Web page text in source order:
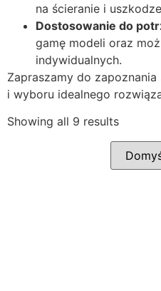
na ścieranie i
Dostosowanie do
gamę modeli oraz
indywidualnych.
Zapraszamy do
i wyboru idealnego
Showing all 9 results